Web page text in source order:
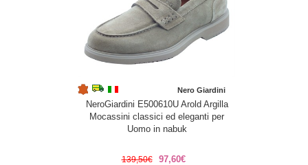
Nero Giardini
NeroGiardini E500610U Arold Argilla
Mocassini classici ed eleganti per
Uomo in nabuk
139,50€ 97,60€